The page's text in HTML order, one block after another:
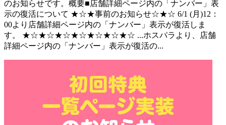
のお知らせです。概要■店舗詳細ページ内の「ナンバー」表
示の復活について ★☆★事前のお知らせ☆★☆ 6/1 (月)12：
00より店舗詳細ページ内の「ナンバー」表示が復活しま
す。 ★☆★☆★☆★☆★☆★☆★☆ ...ホスパラより、店舗
詳細ページ内の「ナンバー」表示が復活の...